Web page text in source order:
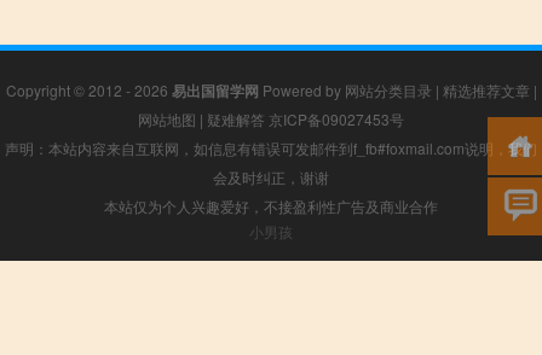
Copyright © 2012 - 2026 易出国留学网 Powered by 网站分类目录 | 精选推荐文章 |
网站地图 | 疑难解答 京ICP备09027453号
声明：本站内容来自互联网，如信息有错误可发邮件到f_fb#foxmail.com说明，我们
会及时纠正，谢谢
本站仅为个人兴趣爱好，不接盈利性广告及商业合作
小男孩